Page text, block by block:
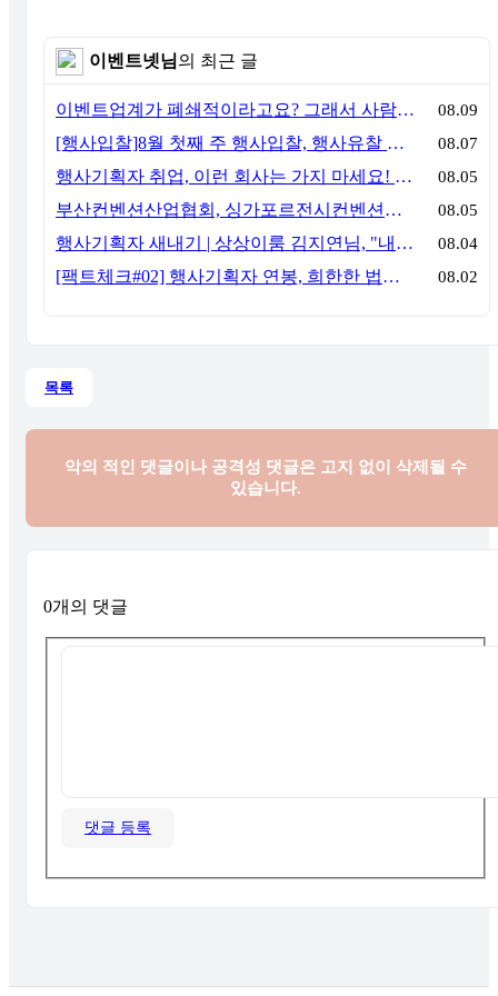
이벤트넷님의 최근 글
이벤트업계가 폐쇄적이라고요? 그래서 사람이 안 옵니다 08.09
[행사입찰]8월 첫째 주 행사입찰, 행사유찰 결과 08.07
행사기획자 취업, 이런 회사는 가지 마세요! 신입이 꼭 알아야 할 5가지 기준[이벤트산업 팩트체크#3] 08.05
부산컨벤션산업협회, 싱가포르전시컨벤션협회(SACEOS)와 업무협약 체결… 아시아 마이스 협력 확대 08.05
행사기획자 새내기 | 상상이룸 김지연님, "내 맘대로, 내 뜻대로 행사를 만든다 08.04
[팩트체크#02] 행사기획자 연봉, 희한한 법칙~ '첨에는 비실, 3년만 지나면 튼실' 08.02
목록
악의 적인 댓글이나 공격성 댓글은 고지 없이 삭제될 수
있습니다.
0개의 댓글
댓글 등록